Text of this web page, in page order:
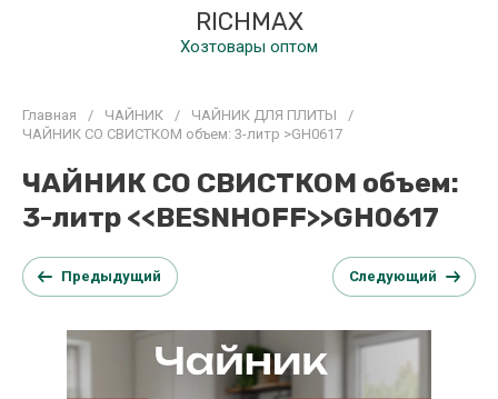
RICHMAX
Хозтовары оптом
Главная / ЧАЙНИК / ЧАЙНИК ДЛЯ ПЛИТЫ
/
ЧАЙНИК СО СВИСТКОМ объем: 3-литр >GH0617
ЧАЙНИК СО СВИСТКОМ объем:
3-литр <<BESNHOFF>>GH0617
Предыдущий Следующий